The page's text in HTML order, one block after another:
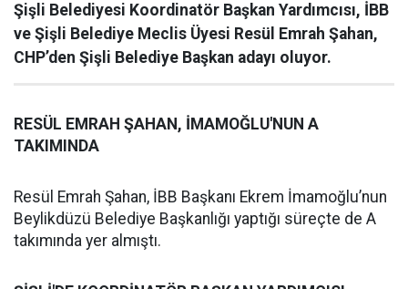
Şişli Belediyesi Koordinatör Başkan Yardımcısı, İBB
ve Şişli Belediye Meclis Üyesi Resül Emrah Şahan,
CHP’den Şişli Belediye Başkan adayı oluyor.
RESÜL EMRAH ŞAHAN, İMAMOĞLU'NUN A
TAKIMINDA
Resül Emrah Şahan, İBB Başkanı Ekrem İmamoğlu’nun
Beylikdüzü Belediye Başkanlığı yaptığı süreçte de A
takımında yer almıştı.